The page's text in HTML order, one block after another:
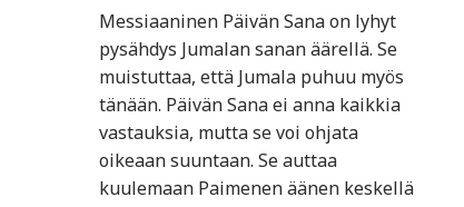
Messiaaninen Päivän Sana on lyhyt
pysähdys Jumalan sanan äärellä. Se
muistuttaa, että Jumala puhuu myös
tänään. Päivän Sana ei anna kaikkia
vastauksia, mutta se voi ohjata
oikeaan suuntaan. Se auttaa
kuulemaan Paimenen äänen keskellä